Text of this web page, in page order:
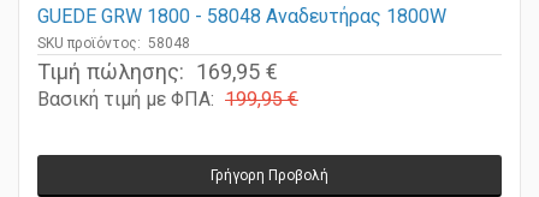
GUEDE GRW 1800 - 58048 Αναδευτήρας 1800W
SKU προϊόντος: 58048
Τιμή πώλησης: 169,95 €
Βασική τιμή με ΦΠΑ: 199,95 €